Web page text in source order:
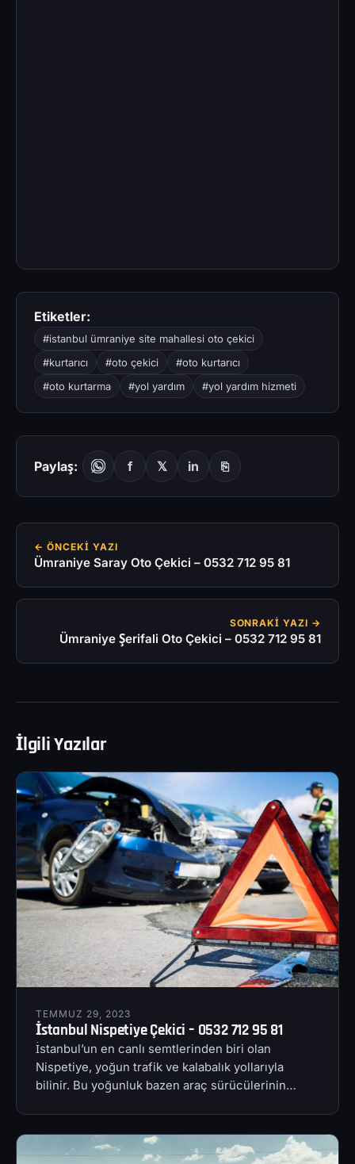
Etiketler:
#istanbul ümraniye site mahallesi oto çekici
#kurtarıcı
#oto çekici
#oto kurtarıcı
#oto kurtarma
#yol yardım #yol yardım hizmeti
Paylaş: f 𝕏 in ⎘
← ÖNCEKI YAZI
Ümraniye Saray Oto Çekici – 0532 712 95 81
SONRAKI YAZI →
Ümraniye Şerifali Oto Çekici – 0532 712 95 81
İlgili Yazılar
TEMMUZ 29, 2023
İstanbul Nispetiye Çekici – 0532 712 95 81
İstanbul’un en canlı semtlerinden biri olan
Nispetiye, yoğun trafik ve kalabalık yollarıyla
bilinir. Bu yoğunluk bazen araç sürücülerinin…